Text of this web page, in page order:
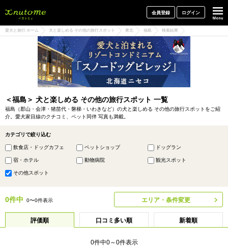
会員登録 ログイン
愛犬と旅行 ホーム 犬と楽しめる その他の旅行スポット 東北 福島 検索結果
＜福島＞ 犬と楽しめる その他の旅行スポット 一覧
福島（郡山・会津・猪苗代・磐梯・いわきなど）の犬と楽しめる その他の旅行スポットをご紹
介。愛犬家目線のクチコミ、ペット同伴 写真も満載。
カテゴリで絞り込む
飲食店・ドッグカフェ ペットショップ ドッグラン
宿・ホテル 動物病院 観光スポット
その他スポット
0件中 0〜0件表示 エリア・条件変更
評価順 口コミ多い順 新着順
0件中0～0件表示